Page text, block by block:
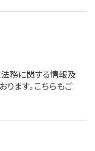
務に関する情報及
ます。こちらもご